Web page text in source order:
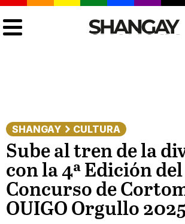
SHANGAY CULTURA
Sube al tren de la
con la 4ª Edición del
Concurso de
OUIGO Orgullo